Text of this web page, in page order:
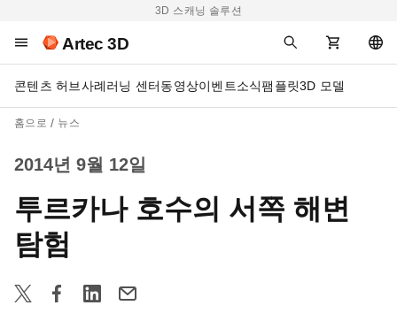
3D 스캐닝 솔루션
Artec 3D
콘텐츠 허브사례러닝 센터동영상이벤트소식팸플릿3D 모델
홈으로 뉴스
2014년 9월 12일
투르카나 호수의 서쪽 해변
탐험